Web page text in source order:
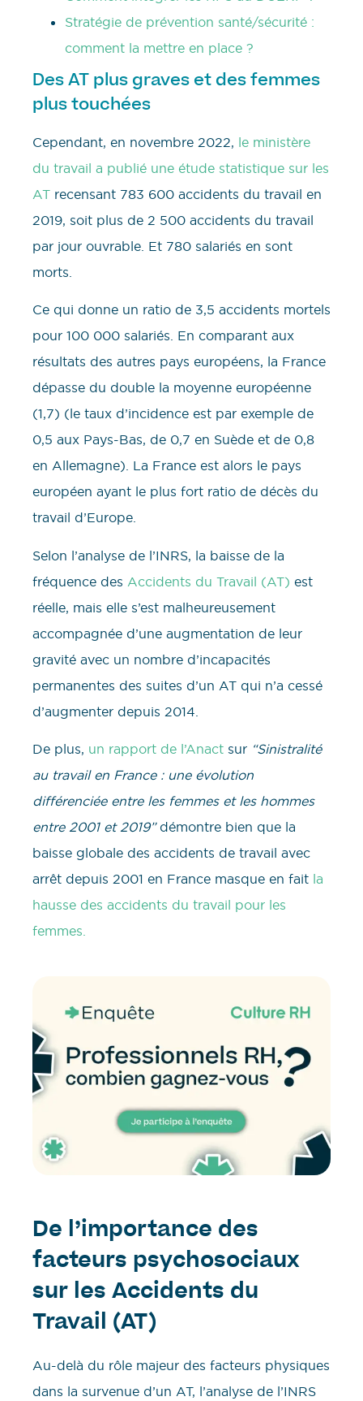
Stratégie de prévention santé/sécurité :
comment la mettre en place ?
Des AT plus graves et des femmes
plus touchées
Cependant, en novembre 2022, le ministère
du travail a publié une étude statistique sur les
AT recensant 783 600 accidents du travail en
2019, soit plus de 2 500 accidents du travail
par jour ouvrable. Et 780 salariés en sont
morts.
Ce qui donne un ratio de 3,5 accidents mortels
pour 100 000 salariés. En comparant aux
résultats des autres pays européens, la France
dépasse du double la moyenne européenne
(1,7) (le taux d’incidence est par exemple de
0,5 aux Pays-Bas, de 0,7 en Suède et de 0,8
en Allemagne). La France est alors le pays
européen ayant le plus fort ratio de décès du
travail d’Europe.
Selon l’analyse de l’INRS, la baisse de la
fréquence des Accidents du Travail (AT) est
réelle, mais elle s’est malheureusement
accompagnée d’une augmentation de leur
gravité avec un nombre d’incapacités
permanentes des suites d’un AT qui n’a cessé
d’augmenter depuis 2014.
De plus, un rapport de l’Anact sur “Sinistralité
au travail en France : une évolution
différenciée entre les femmes et les hommes
entre 2001 et 2019”démontre bien que la
baisse globale des accidents de travail avec
arrêt depuis 2001 en France masque en fait la
hausse des accidents du travail pour les
femmes.
De l’importance des
facteurs psychosociaux
sur les Accidents du
Travail (AT)
Au-delà du rôle majeur des facteurs physiques
dans la survenue d’un AT, l’analyse de l’INRS